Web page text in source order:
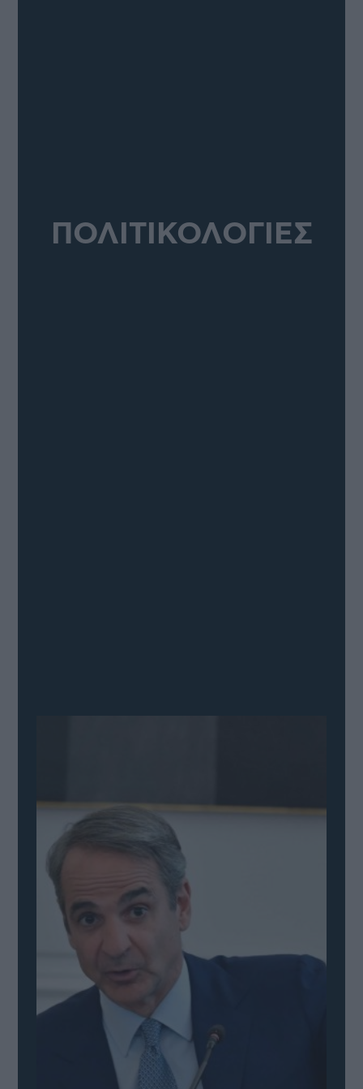
ΠΟΛΙΤΙΚΟΛΟΓΙΕΣ